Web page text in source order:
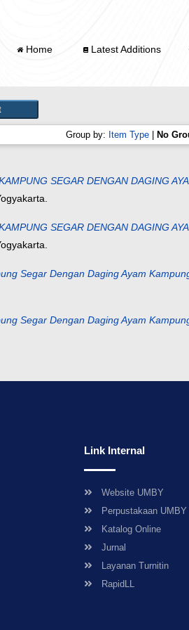
Home Latest Additions
Group by: Item Type No
SEGAR DENGAN DAGING
SEGAR DENGAN DAGING
Segar Dengan Daging Ayam
Segar Dengan Daging Ayam
Link Internal
Website UMBY
Perpustakaan UMBY
Katalog Online
Jurnal
Layanan Turnitin
RapidLL